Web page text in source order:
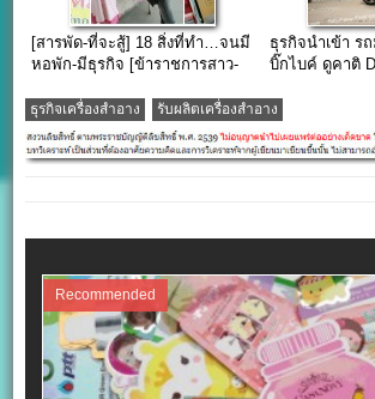
[สารพัด-ที่จะสู้] 18 สิ่งที่ทำ…จนมี
หอพัก-มีธุรกิจ [ข้าราชการสาว-
ธุรกิจนำเข้า ร
บิ๊กไบค์ ดูคาติ
ธุรกิจเครื่องสำอาง รับผลิตเครื่องสําอาง
Recommended